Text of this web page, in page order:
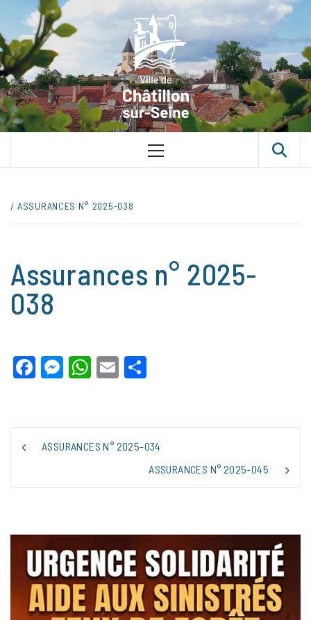
content
VILLE
SUR-SEINE
UNE VILLE DANS UN PARC
Primary
ASSURANCES N° 2025-038
Assurances n° 2025-
038
Facebook
Messenger
WhatsApp
Email
NAVIGATION
DE
ASSURANCES N° 2025-034
ASSURANCES N° 2025-045